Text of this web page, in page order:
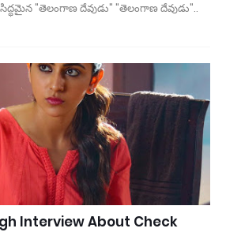
"తెలంగాణ దేవుడు" "తెలంగాణ దేవుడు"..
Interview About Check